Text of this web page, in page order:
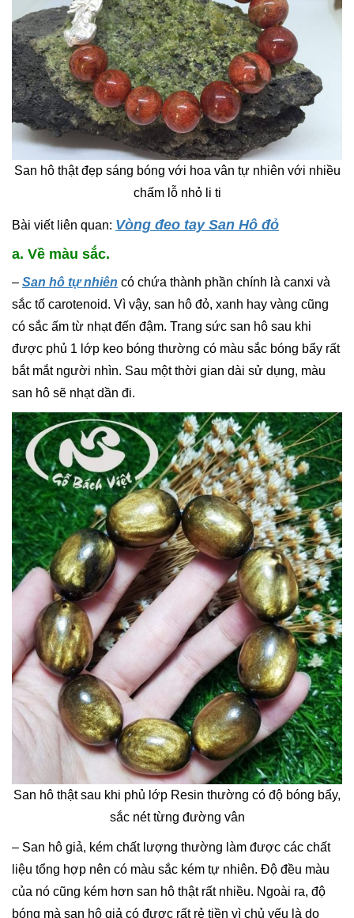
San hô thật đẹp sáng bóng với hoa vân tự nhiên với nhiều
chấm lỗ nhỏ li ti
Bài viết liên quan: Vòng đeo tay San Hô đỏ
a. Về màu sắc.
– San hô tự nhiên có chứa thành phần chính là canxi và
sắc tố carotenoid. Vì vậy, san hô đỏ, xanh hay vàng cũng
có sắc ấm từ nhạt đến đậm. Trang sức san hô sau khi
được phủ 1 lớp keo bóng thường có màu sắc bóng bẩy rất
bắt mắt người nhìn. Sau một thời gian dài sử dụng, màu
san hô sẽ nhạt dần đi.
San hô thật sau khi phủ lớp Resin thường có độ bóng bẩy,
sắc nét từng đường vân
– San hô giả, kém chất lượng thường làm được các chất
liệu tổng hợp nên có màu sắc kém tự nhiên. Độ đều màu
của nó cũng kém hơn san hô thật rất nhiều. Ngoài ra, độ
bóng mà san hô giả có được rất rẻ tiền vì chủ yếu là do